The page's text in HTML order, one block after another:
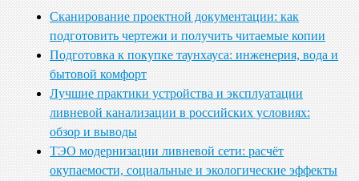
Сканирование проектной документации: как
подготовить чертежи и получить читаемые копии
Подготовка к покупке таунхауса: инженерия, вода и
бытовой комфорт
Лучшие практики устройства и эксплуатации
ливневой канализации в российских условиях:
обзор и выводы
ТЭО модернизации ливневой сети: расчёт
окупаемости, социальные и экологические эффекты